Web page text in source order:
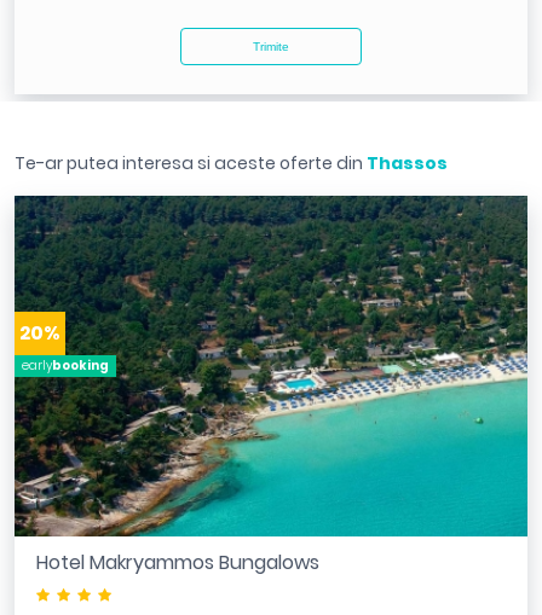
Te-ar putea interesa si aceste oferte din Thassos
Hotel Makryammos Bungalows
earlybooking
20%